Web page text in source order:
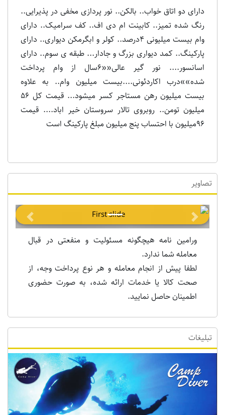
دارای دو اتاق خواب.. بالکن.. نور پردازی مخفی در پذیرایی..
رنگ شده تمیز.. کابینت ام دی اف.. کف سرامیک.. دارای
وام بیست میلیونی ۴درصد.. کولر و ابگرمکن دیواری.. دارای
پارکینگ.. کمد دیواری بزرگ و جادار... طبقه ی سوم.. دارای
اسانسور.... نور گیر عالی««۶سال از وام پرداخت
شده»»درب اکاردئونی....بیست میلیون وام.. به علاوه
بیست میلیون رهن مستاجر کسر میشود... قیمت کل ۵۶
میلیون تومن.. روبروی تالار سروستان خیر اباد.... قیمت
۹۶میلیون با احتساب پنج میلیون مبلغ پارکینگ است
تصاویر
Next
ورامین نامه هیچگونه مسئولیت و منفعتی در قبال
معامله شما ندارد.
لطفا پیش از انجام معامله و هر نوع پرداخت وجه، از
صحت کالا یا خدمات ارائه شده، به صورت حضوری
اطمینان حاصل نمایید.
تبلیغات